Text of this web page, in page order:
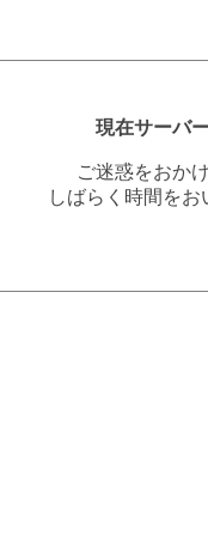
現在サーバ
ご迷惑をおか
しばらく時間を